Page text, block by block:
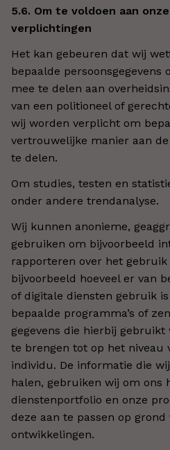
5.6. Om te voldoen aan
verplichtingen
Het kan gebeuren dat wij
bepaalde persoonsgegevens
mee te delen aan
van een politioneel of
wij worden verplicht om
vertrouwelijke manier aan
te delen.
Om studies, testen en
onder andere trendanalyse.
Wij kunnen anonieme,
gebruiken om bijvoorbeeld
rapporteren over het gebruik
bijvoorbeeld hoeveel er van
of digitale diensten gebruik
bepaalde programma’s of
gegevens die hierbij
te brengen tot op het niveau
individu. De informatie die
halen, gebruiken wij om ons
dienstenportfolio en onze
deze aan te passen op grond
ontwikkelingen.